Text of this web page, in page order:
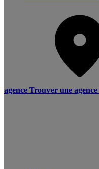
agence Trouver une agence